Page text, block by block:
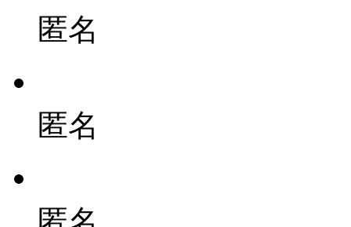
匿名
匿名